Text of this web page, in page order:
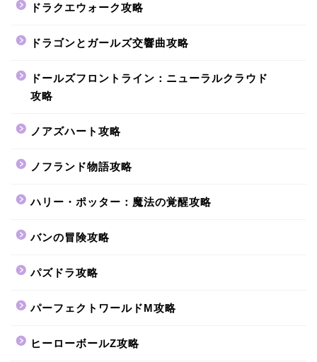
ドラクエウォーク攻略
ドラゴンとガールズ交響曲攻略
ドールズフロントライン：ニューラルクラウド
攻略
ノアズハート攻略
ノフランド物語攻略
ハリー・ポッター：魔法の覚醒攻略
バンの冒険攻略
パズドラ攻略
パーフェクトワールドM攻略
ヒーローボールZ攻略